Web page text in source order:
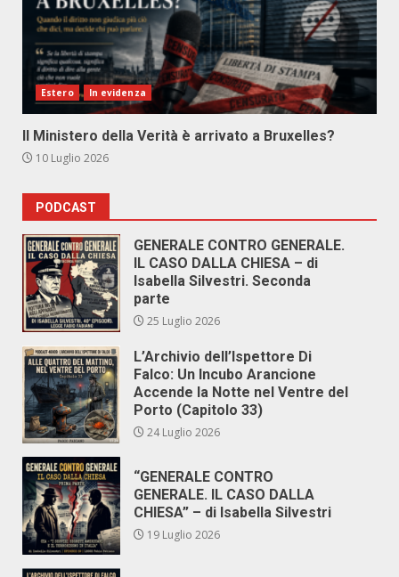
Estero In evidenza
Il Ministero della Verità è arrivato a Bruxelles?
10 Luglio 2026
PODCAST
GENERALE CONTRO GENERALE.
IL CASO DALLA CHIESA – di
Isabella Silvestri. Seconda
parte
25 Luglio 2026
L’Archivio dell’Ispettore Di
Falco: Un Incubo Arancione
Accende la Notte nel Ventre del
Porto (Capitolo 33)
24 Luglio 2026
“GENERALE CONTRO
GENERALE. IL CASO DALLA
CHIESA” – di Isabella Silvestri
19 Luglio 2026